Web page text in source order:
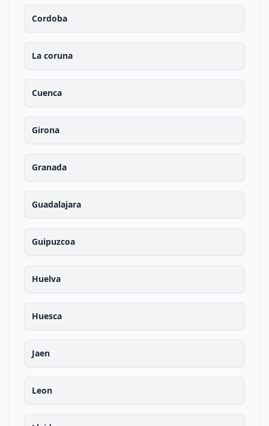
Cordoba
La coruna
Cuenca
Girona
Granada
Guadalajara
Guipuzcoa
Huelva
Huesca
Jaen
Leon